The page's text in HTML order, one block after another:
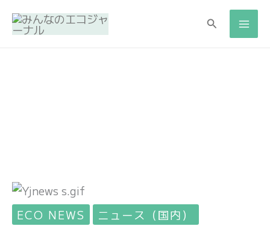
検
ECO NEWS ニュース（国内）
検
索